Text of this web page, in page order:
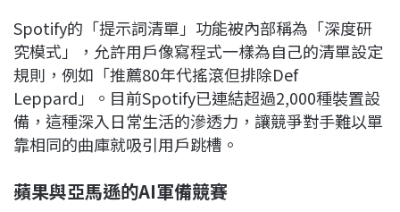
Spotify的「提示詞清單」功能被內部稱為「深度研
究模式」，允許用戶像寫程式一樣為自己的清單設定
規則，例如「推薦80年代搖滾但排除Def
Leppard」。目前Spotify已連結超過2,000種裝置設
備，這種深入日常生活的滲透力，讓競爭對手難以單
靠相同的曲庫就吸引用戶跳槽。
蘋果與亞馬遜的AI軍備競賽